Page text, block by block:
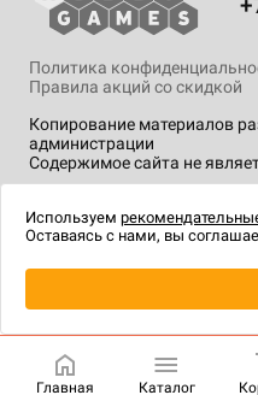
Копирование материалов
администрации
Содержимое сайта не
Политика
Правила акций со скидкой
технологии.
Главная Каталог
Используем
Оставаясь с нами, вы